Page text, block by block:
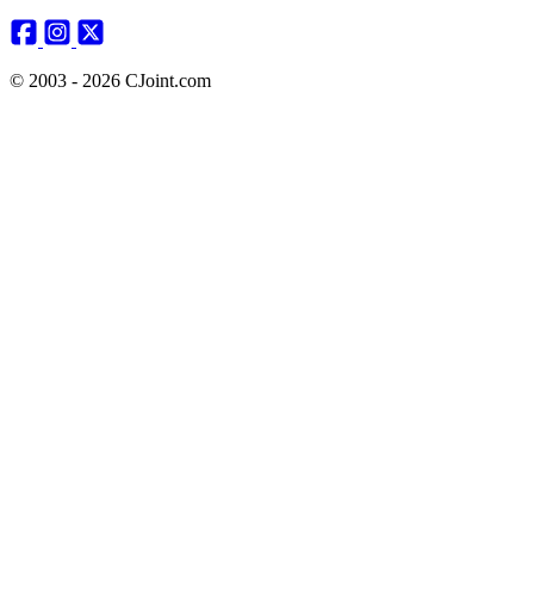
© 2003 - 2026 CJoint.com